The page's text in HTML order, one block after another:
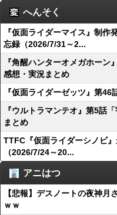
へんそく
『仮面ライダーマイス』制
忘録（2026/7/31～2...
『角醒ハンターオメガホーン
感想・実況まとめ
『仮面ライダーゼッツ』第
『ウルトラマンテオ』第5話
まとめ
TTFC『仮面ライダーシノビ
（2026/7/24～20...
アニはつ
【悲報】デスノートの夜神月
ｗｗ